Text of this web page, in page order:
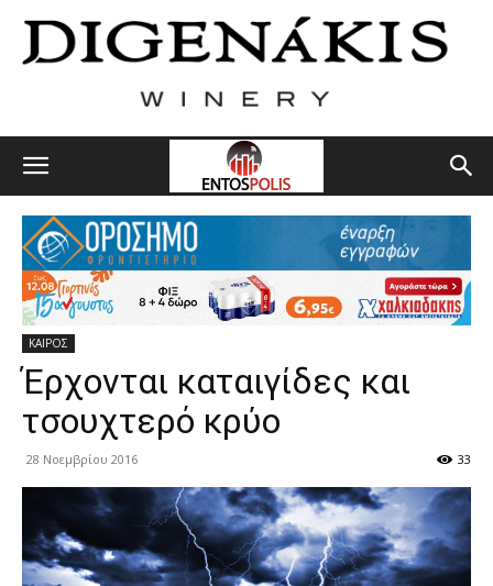
ΚΑΙΡΟΣ
Έρχονται καταιγίδες και
τσουχτερό κρύο
28 Νοεμβρίου 2016 33